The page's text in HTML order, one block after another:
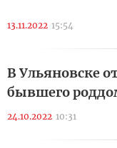
13.11.2022 15:54
В Ульяновске
бывшего
24.10.2022 10:31